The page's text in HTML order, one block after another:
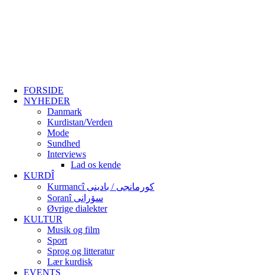
FORSIDE
NYHEDER
Danmark
Kurdistan/Verden
Mode
Sundhed
Interviews
Lad os kende
KURDÎ
Kurmancî کورمانجی / بادینی
Soranî سۆرانی
Øvrige dialekter
KULTUR
Musik og film
Sport
Sprog og litteratur
Lær kurdisk
EVENTS